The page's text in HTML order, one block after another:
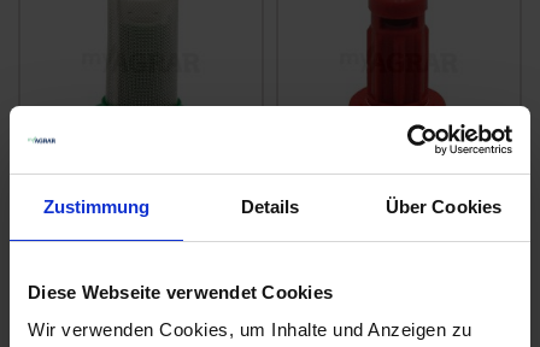
Zustimmung Details Über Cookies
Diese Webseite verwendet Cookies
Wir verwenden Cookies, um Inhalte und Anzeigen zu
Agrotop
grün, schwarz
Agrotop Kugelventile